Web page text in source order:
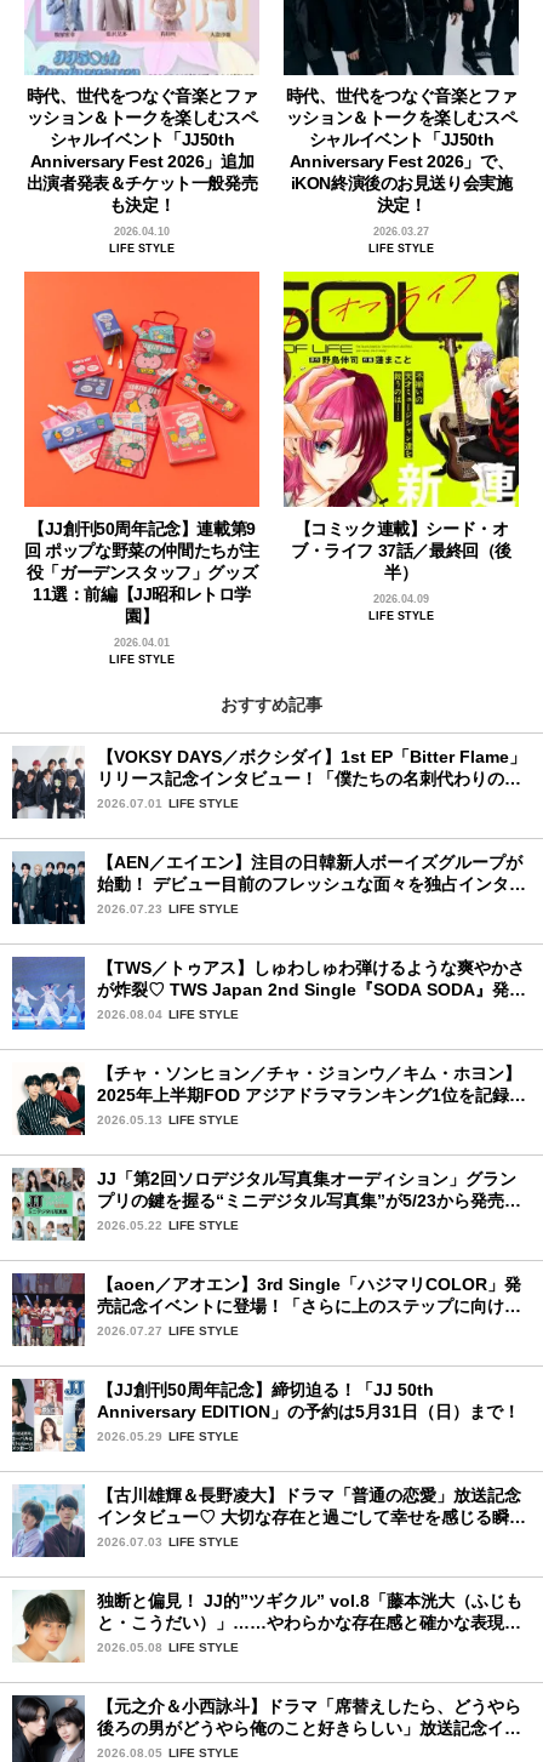
時代、世代をつなぐ音楽とファ
ッション＆トークを楽しむスペ
シャルイベント「JJ50th
Anniversary Fest 2026」追加
出演者発表＆チケット一般発売
も決定！
2026.04.10
LIFE STYLE
時代、世代をつなぐ音楽とファ
ッション＆トークを楽しむスペ
シャルイベント「JJ50th
Anniversary Fest 2026」で、
iKON終演後のお見送り会実施
決定！
2026.03.27
LIFE STYLE
【JJ創刊50周年記念】連載第9
回 ポップな野菜の仲間たちが主
役「ガーデンスタッフ」グッズ
11選：前編【JJ昭和レトロ学
園】
2026.04.01
LIFE STYLE
【コミック連載】シード・オ
ブ・ライフ 37話／最終回（後
半）
2026.04.09
LIFE STYLE
おすすめ記事
【VOKSY DAYS／ボクシダイ】1st EP「Bitter Flame」
リリース記念インタビュー！「僕たちの名刺代わりのよ
うなアルバム」
2026.07.01 LIFE STYLE
【AEN／エイエン】注目の日韓新人ボーイズグループが
始動！ デビュー目前のフレッシュな面々を独占インタビ
ュー。7人の魅力に迫ります♪
2026.07.23 LIFE STYLE
【TWS／トゥアス】しゅわしゅわ弾けるような爽やかさ
が炸裂♡ TWS Japan 2nd Single『SODA SODA』発売
記念SPECIAL SHOWCASEを詳細レポ
2026.08.04 LIFE STYLE
【チャ・ソンヒョン／チャ・ジョンウ／キム・ホヨン】
2025年上半期FOD アジアドラマランキング1位を記録！
韓国BLドラマ「秘密の間柄」出演の3人に来日記念イン
2026.05.13 LIFE STYLE
JJ「第2回ソロデジタル写真集オーディション」グラン
プリの鍵を握る“ミニデジタル写真集”が5/23から発売！
ファイナリストの個性あふれる18冊
2026.05.22 LIFE STYLE
【aoen／アオエン】3rd Single「ハジマリCOLOR」発
売記念イベントに登場！「さらに上のステップに向けた
新たなハジマリになるように」と爽やかな笑顔で意気込
2026.07.27 LIFE STYLE
【JJ創刊50周年記念】締切迫る！「JJ 50th
Anniversary EDITION」の予約は5月31日（日）まで！
2026.05.29 LIFE STYLE
【古川雄輝＆長野凌大】ドラマ「普通の恋愛」放送記念
インタビュー♡ 大切な存在と過ごして幸せを感じる瞬間
は？
2026.07.03 LIFE STYLE
独断と偏見！ JJ的”ツギクル” vol.8「藤本洸大（ふじも
と・こうだい）」……やわらかな存在感と確かな表現力
で、じわりと心をつかむ注目株
2026.05.08 LIFE STYLE
【元之介＆小西詠斗】ドラマ「席替えしたら、どうやら
後ろの男がどうやら俺のこと好きらしい」放送記念イン
タビュー♡ 「自然と詠斗くんが可愛く見えたんです」
2026.08.05 LIFE STYLE